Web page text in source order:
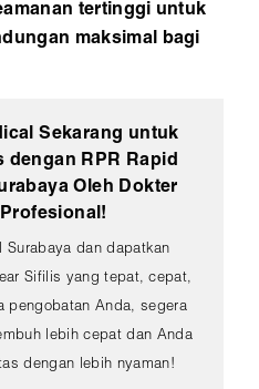
tertinggi untuk
maksimal bagi
Sekarang untuk
dengan RPR Rapid
Oleh Dokter
Surabaya dan dapatkan
Sifilis yang tepat, cepat,
pengobatan Anda, segera
lebih cepat dan Anda
dengan lebih nyaman!